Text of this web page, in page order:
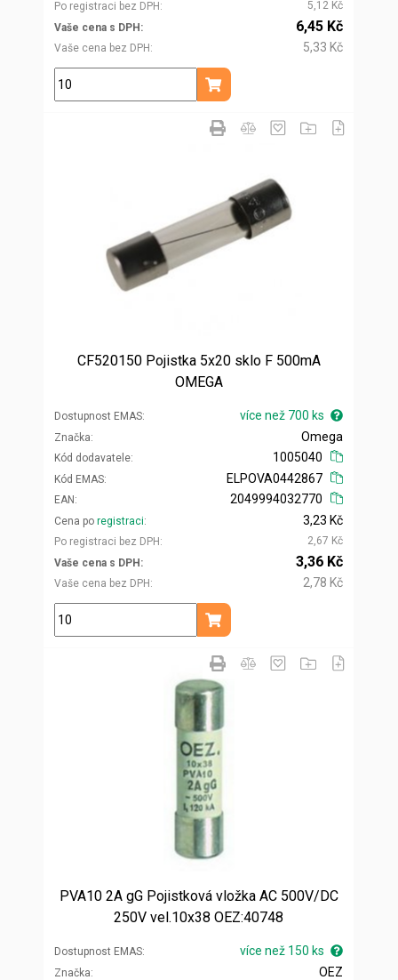
Po registraci bez DPH
5,12 Kč
Vaše cena s DPH
Vaše cena bez DPH
6,45 Kč
5,33 Kč
ks
Přidat do košíku
CF520150 Pojistka 5x20 sklo F 500mA
OMEGA
Dostupnost EMAS více než 700 ks
Značka
Kód dodavatele
Omega
1005040
Kód EMAS
EAN
ELPOVA0442867
2049994032770
Cena po registraci
Po registraci bez DPH
3,23 Kč
2,67 Kč
Vaše cena s DPH
Vaše cena bez DPH
3,36 Kč
2,78 Kč
ks
Přidat do košíku
PVA10 2A gG Pojistková vložka AC 500V/DC
250V vel.10x38 OEZ:40748
Dostupnost EMAS více než 150 ks
Značka
OEZ